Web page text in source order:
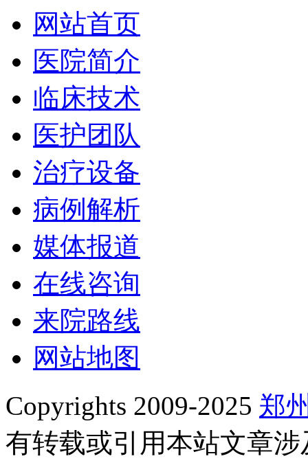
网站首页
医院简介
临床技术
医护团队
治疗设备
病例解析
媒体报道
在线咨询
来院路线
网站地图
Copyrights 2009-2025 郑
有转载或引用本站文章